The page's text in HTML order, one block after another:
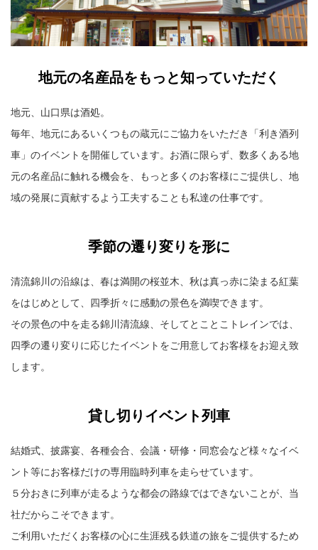
地元の名産品をもっと知っていただく
地元、山口県は酒処。
毎年、地元にあるいくつもの蔵元にご協力をいただき「利き酒列
車」のイベントを開催しています。お酒に限らず、数多くある地
元の名産品に触れる機会を、もっと多くのお客様にご提供し、地
域の発展に貢献するよう工夫することも私達の仕事です。
季節の遷り変りを形に
清流錦川の沿線は、春は満開の桜並木、秋は真っ赤に染まる紅葉
をはじめとして、四季折々に感動の景色を満喫できます。
その景色の中を走る錦川清流線、そしてとことこトレインでは、
四季の遷り変りに応じたイベントをご用意してお客様をお迎え致
します。
貸し切りイベント列車
結婚式、披露宴、各種会合、会議・研修・同窓会など様々なイベ
ント等にお客様だけの専用臨時列車を走らせています。
５分おきに列車が走るような都会の路線ではできないことが、当
社だからこそできます。
ご利用いただくお客様の心に生涯残る鉄道の旅をご提供するため